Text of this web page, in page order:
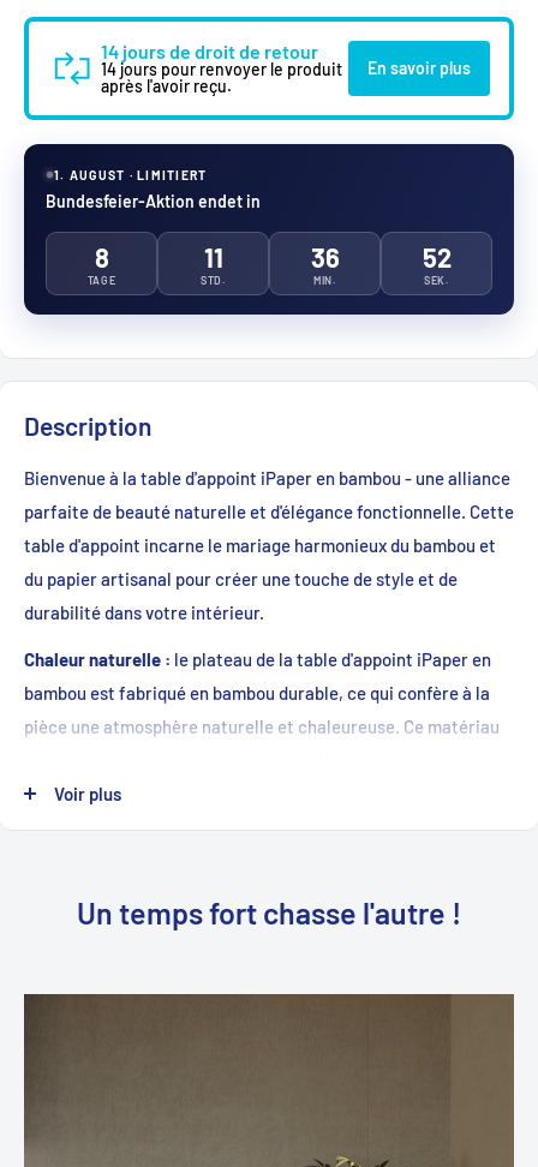
14 jours de droit de retour
14 jours pour renvoyer le produit
après l'avoir reçu.
En savoir plus
1. AUGUST · LIMITIERT
Bundesfeier-Aktion endet in
8
TAGE
11
STD.
36
MIN.
51
SEK.
Description
Bienvenue à la table d'appoint iPaper en bambou - une alliance
parfaite de beauté naturelle et d'élégance fonctionnelle. Cette
table d'appoint incarne le mariage harmonieux du bambou et
du papier artisanal pour créer une touche de style et de
durabilité dans votre intérieur.
Chaleur naturelle : le plateau de la table d'appoint iPaper en
bambou est fabriqué en bambou durable, ce qui confère à la
pièce une atmosphère naturelle et chaleureuse. Ce matériau
l'esthétique de l'ensemble, mais représente également votre
amour pour la nature.
iPaper en bambou est étonnamment stable. La finition soignée
également à la table une texture caractéristique qui attire le
Voir plus
Un temps fort chasse l'autre !